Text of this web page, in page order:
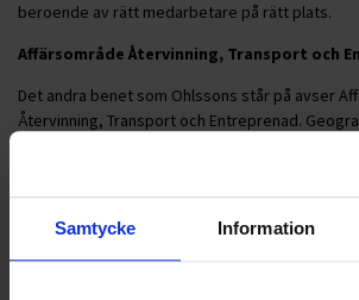
Samtycke Information
beroende av rätt medarbetare på rätt plats.
Affärsområde Återvinning, Transport och
Det andra benet som Ohlssons står på avser
Återvinning, Transport och Entreprenad.
södra Sverige inkluderar dessa områden även
industrirenhållning, terminaler, omlastning och
riktar sig till den privata sektorn.
För dessa områden kommer Hampus
kombination med rollen som vice vd. Sedan